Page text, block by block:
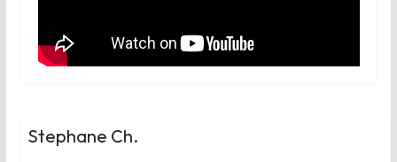
Stephane Ch.